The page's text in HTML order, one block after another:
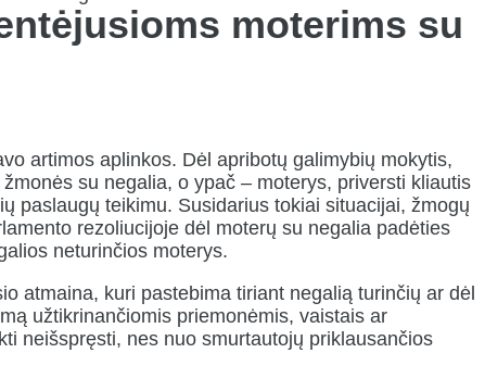
moterims su
artimos aplinkos. Dėl apribotų galimybių mokytis,
su negalia, o ypač – moterys, priversti kliautis
paslaugų teikimu. Susidarius tokiai situacijai, žmogų
rezoliucijoje dėl moterų su negalia padėties
neturinčios moterys.
atmaina, kuri pastebima tiriant negalią turinčių ar dėl
užtikrinančiomis priemonėmis, vaistais ar
neišspręsti, nes nuo smurtautojų priklausančios